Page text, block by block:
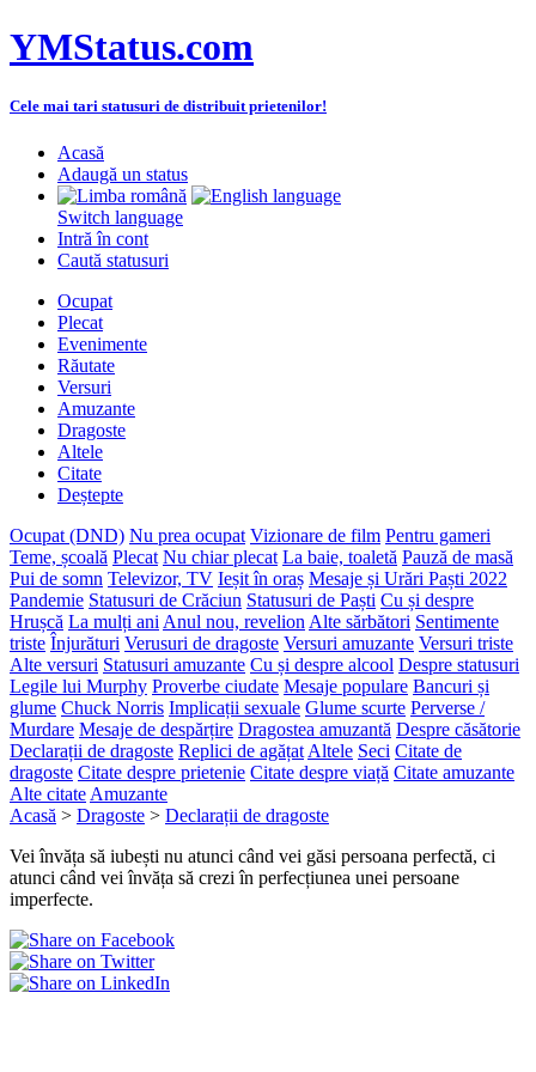
YMStatus.com
Cele mai tari statusuri de distribuit prietenilor!
Acasă
Adaugă un status
Switch language
Intră în cont
Caută statusuri
Ocupat
Plecat
Evenimente
Răutate
Versuri
Amuzante
Dragoste
Altele
Citate
Deștepte
Ocupat (DND) Nu prea ocupat Vizionare de film Pentru gameri
Teme, școală Plecat Nu chiar plecat La baie, toaletă Pauză de masă
Pui de somn Televizor, TV Ieșit în oraș Mesaje și Urări Paști 2022
Pandemie Statusuri de Crăciun Statusuri de Paști Cu și despre
Hrușcă La mulți ani Anul nou, revelion Alte sărbători Sentimente
triste Înjurături Verusuri de dragoste Versuri amuzante Versuri triste
Alte versuri Statusuri amuzante Cu și despre alcool Despre statusuri
Legile lui Murphy Proverbe ciudate Mesaje populare Bancuri și
glume Chuck Norris Implicații sexuale Glume scurte Perverse /
Murdare Mesaje de despărțire Dragostea amuzantă Despre căsătorie
Declarații de dragoste Replici de agățat Altele Seci Citate de
dragoste Citate despre prietenie Citate despre viață Citate amuzante
Alte citate Amuzante
Acasă > Dragoste > Declarații de dragoste
Vei învăța să iubești nu atunci când vei găsi persoana perfectă, ci
atunci când vei învăța să crezi în perfecțiunea unei persoane
imperfecte.